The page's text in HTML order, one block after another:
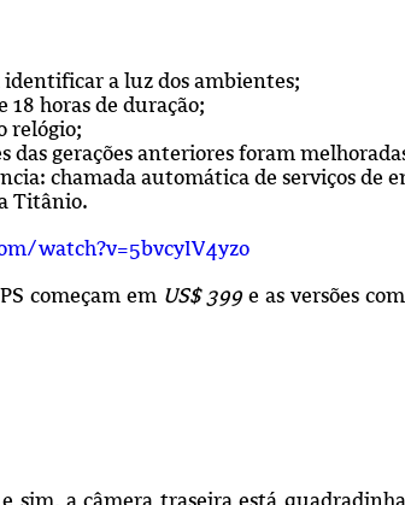
identificar a luz dos ambientes;
horas de duração;
relógio;
das gerações anteriores foram
chamada automática de serviços de
Titânio.
watch?v=5bvcyIV4yzo
começam em US$ 399 e as versões
e sim, a câmera traseira está